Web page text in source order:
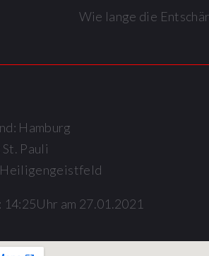
Wie lange die
Hamburg
Pauli
14:25Uhr am 27.01.2021